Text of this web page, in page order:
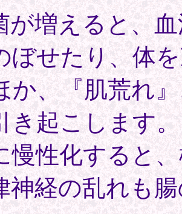
増えると、
ぼせたり、体
か、『肌荒れ
き起こします。
性化すると
神経の乱れも